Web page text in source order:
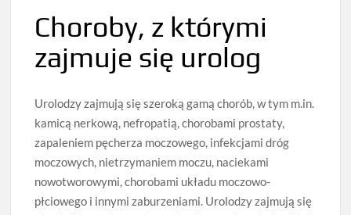
Choroby, z którymi
zajmuje się urolog
Urolodzy zajmują się szeroką gamą chorób, w tym m.in.
kamicą nerkową, nefropatią, chorobami prostaty,
zapaleniem pęcherza moczowego, infekcjami dróg
moczowych, nietrzymaniem moczu, naciekami
nowotworowymi, chorobami układu moczowo-
płciowego i innymi zaburzeniami. Urolodzy zajmują się